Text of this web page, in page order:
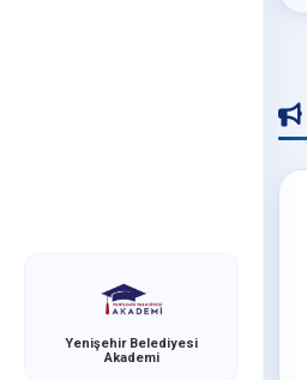
Yenişehir Belediyesi
Akademi